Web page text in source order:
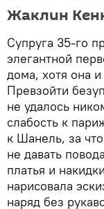
Жаклин
Супруга 35-го
элегантной
дома, хотя она
Превзойти
не удалось
слабость к
к Шанель, за
не давать
платья и
нарисовала
наряд без